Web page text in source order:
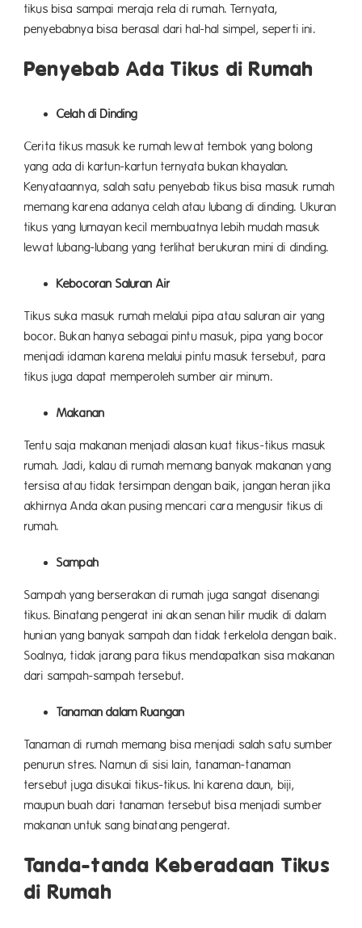
tikus bisa sampai meraja rela di rumah. Ternyata,
penyebabnya bisa berasal dari hal-hal simpel, seperti ini.
Penyebab Ada Tikus di Rumah
Celah di Dinding
Cerita tikus masuk ke rumah lewat tembok yang bolong
yang ada di kartun-kartun ternyata bukan khayalan.
Kenyataannya, salah satu penyebab tikus bisa masuk rumah
memang karena adanya celah atau lubang di dinding. Ukuran
tikus yang lumayan kecil membuatnya lebih mudah masuk
lewat lubang-lubang yang terlihat berukuran mini di dinding.
Kebocoran Saluran Air
Tikus suka masuk rumah melalui pipa atau saluran air yang
bocor. Bukan hanya sebagai pintu masuk, pipa yang bocor
menjadi idaman karena melalui pintu masuk tersebut, para
tikus juga dapat memperoleh sumber air minum.
Makanan
Tentu saja makanan menjadi alasan kuat tikus-tikus masuk
rumah. Jadi, kalau di rumah memang banyak makanan yang
tersisa atau tidak tersimpan dengan baik, jangan heran jika
akhirnya Anda akan pusing mencari cara mengusir tikus di
rumah.
Sampah
Sampah yang berserakan di rumah juga sangat disenangi
tikus. Binatang pengerat ini akan senan hilir mudik di dalam
hunian yang banyak sampah dan tidak terkelola dengan baik.
Soalnya, tidak jarang para tikus mendapatkan sisa makanan
dari sampah-sampah tersebut.
Tanaman dalam Ruangan
Tanaman di rumah memang bisa menjadi salah satu sumber
penurun stres. Namun di sisi lain, tanaman-tanaman
tersebut juga disukai tikus-tikus. Ini karena daun, biji,
maupun buah dari tanaman tersebut bisa menjadi sumber
makanan untuk sang binatang pengerat.
Tanda-tanda Keberadaan Tikus
di Rumah